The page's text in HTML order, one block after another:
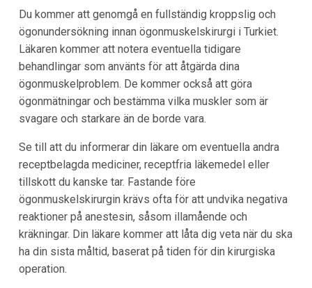
Du kommer att genomgå en fullständig kroppslig och
ögonundersökning innan ögonmuskelskirurgi i Turkiet.
Läkaren kommer att notera eventuella tidigare
behandlingar som använts för att åtgärda dina
ögonmuskelproblem. De kommer också att göra
ögonmätningar och bestämma vilka muskler som är
svagare och starkare än de borde vara.
Se till att du informerar din läkare om eventuella andra
receptbelagda mediciner, receptfria läkemedel eller
tillskott du kanske tar. Fastande före
ögonmuskelskirurgin krävs ofta för att undvika negativa
reaktioner på anestesin, såsom illamående och
kräkningar. Din läkare kommer att låta dig veta när du ska
ha din sista måltid, baserat på tiden för din kirurgiska
operation.